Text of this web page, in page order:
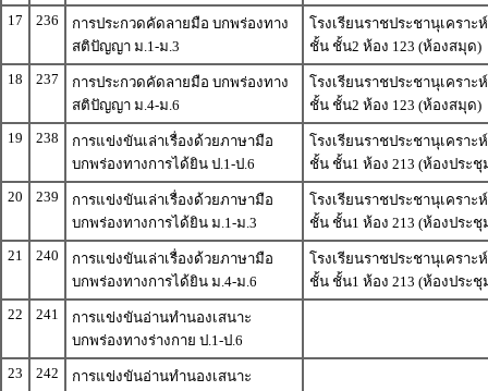
17
236
การประกวดคัดลายมือ บกพร่องทาง
สติปัญญา ม.1-ม.3
โรงเรียนราชประชานุเครา
ชั้น ชั้น2 ห้อง 123 (ห้องสมุด)
18
237
การประกวดคัดลายมือ บกพร่องทาง
สติปัญญา ม.4-ม.6
โรงเรียนราชประชานุเครา
ชั้น ชั้น2 ห้อง 123 (ห้องสมุด)
19
238
การแข่งขันเล่าเรื่องด้วยภาษามือ
บกพร่องทางการได้ยิน ป.1-ป.6
โรงเรียนราชประชานุเครา
ชั้น ชั้น1 ห้อง 213 (ห้องประ
20
239
การแข่งขันเล่าเรื่องด้วยภาษามือ
บกพร่องทางการได้ยิน ม.1-ม.3
โรงเรียนราชประชานุเครา
ชั้น ชั้น1 ห้อง 213 (ห้องประ
21
240
การแข่งขันเล่าเรื่องด้วยภาษามือ
บกพร่องทางการได้ยิน ม.4-ม.6
โรงเรียนราชประชานุเครา
ชั้น ชั้น1 ห้อง 213 (ห้องประ
22
241
การแข่งขันอ่านทำนองเสนาะ
บกพร่องทางร่างกาย ป.1-ป.6
23
242
การแข่งขันอ่านทำนองเสนาะ